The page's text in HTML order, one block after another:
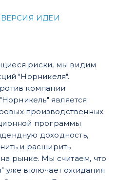
ИДЕИ
риски, мы видим
"Норникеля".
компании
является
производственных
программы
доходность,
и расширить
рынке. Мы считаем, что
уже включает ожидания